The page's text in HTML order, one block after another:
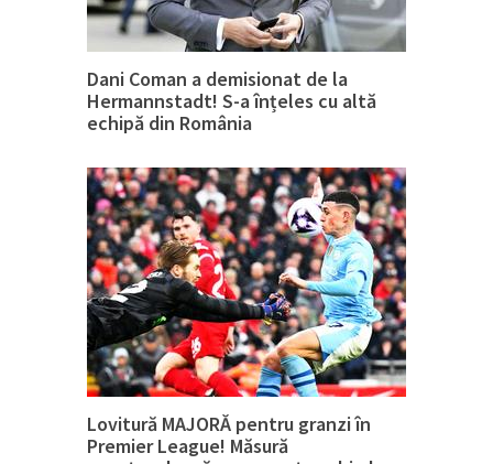
Dani Coman a demisionat de la
Hermannstadt! S-a înțeles cu altă
echipă din România
Lovitură MAJORĂ pentru granzi în
Premier League! Măsură